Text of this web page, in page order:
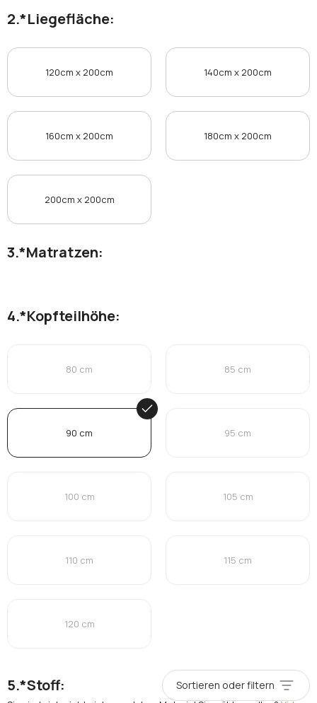
*Liegefläche:
120cm x 200cm 140cm x 200cm
160cm x 200cm 180cm x 200cm
200cm x 200cm
*Matratzen:
*Kopfteilhöhe:
80 cm 85 cm
90 cm 95 cm
100 cm 105 cm
110 cm 115 cm
120 cm
*Stoff: Sortieren oder filtern